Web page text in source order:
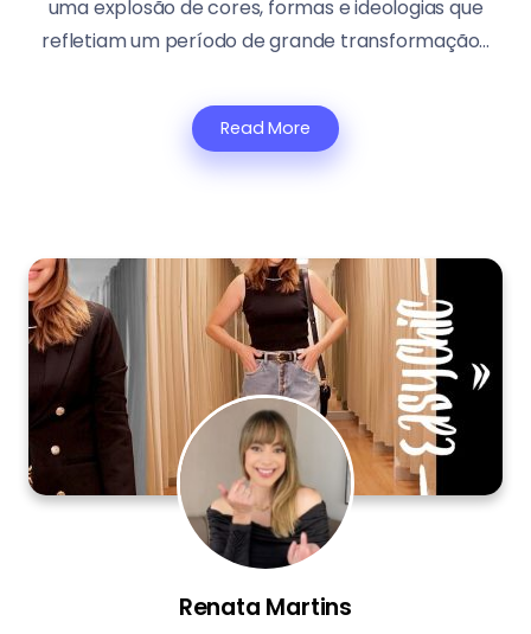
uma explosão de cores, formas e ideologias que
refletiam um período de grande transformação...
Read More
Renata Martins